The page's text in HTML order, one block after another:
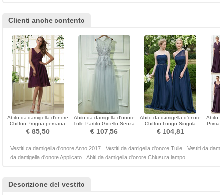
Clienti anche contento
Abito da damigella d'onore
Chiffon Prugna persiana
Ginocchio Vita naturale
€ 85,50
Abito da damigella d'onore
Tulle Partito Gioiello Senza
maniche
€ 107,56
Abito da damigella d'onore
Chiffon Lungo Singola
spalla Elegante
€ 104,81
Abito
Vestiti da damigella d'onore Anno 2017 Vestiti da damigella d'onore Tulle
Vestiti da
da damigella d'onore Applicato
Abiti da damigella d'onore Chiusura lampo
Descrizione del vestito